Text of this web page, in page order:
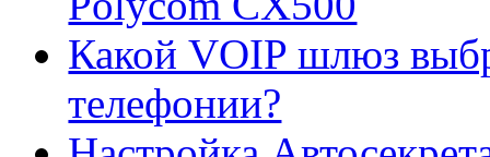
Какой VOIP шлюз
телефонии?